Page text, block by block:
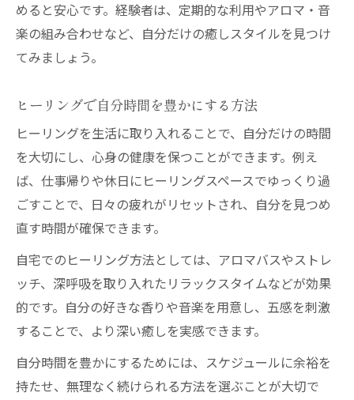
めると安心です。経験者は、定期的な利用やアロマ・音
楽の組み合わせなど、自分だけの癒しスタイルを見つけ
てみましょう。
ヒーリングで自分時間を豊かにする方法
ヒーリングを生活に取り入れることで、自分だけの時間
を大切にし、心身の健康を保つことができます。例え
ば、仕事帰りや休日にヒーリングスペースでゆっくり過
ごすことで、日々の疲れがリセットされ、自分を見つめ
直す時間が確保できます。
自宅でのヒーリング方法としては、アロマバスやストレ
ッチ、深呼吸を取り入れたリラックスタイムなどが効果
的です。自分の好きな香りや音楽を用意し、五感を刺激
することで、より深い癒しを実感できます。
自分時間を豊かにするためには、スケジュールに余裕を
持たせ、無理なく続けられる方法を選ぶことが大切で